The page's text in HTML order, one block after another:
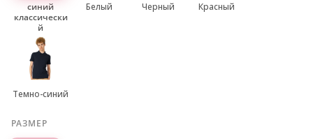
синий
классически
й
Белый Черный Красный
Темно-синий
РАЗМЕР